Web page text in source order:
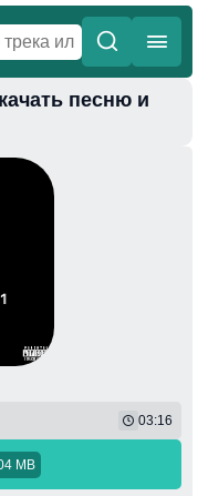
песню и
03:16
MB